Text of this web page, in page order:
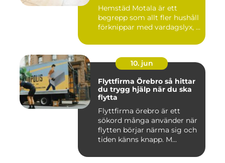
Hemstäd Motala är ett
begrepp som allt fler hushåll
förknippar med vardagslyx, ...
10. jun
Flyttfirma Örebro så hittar
du trygg hjälp när du ska
flytta
Flyttfirma örebro är ett
sökord många använder när
flytten börjar närma sig och
tiden känns knapp. M...